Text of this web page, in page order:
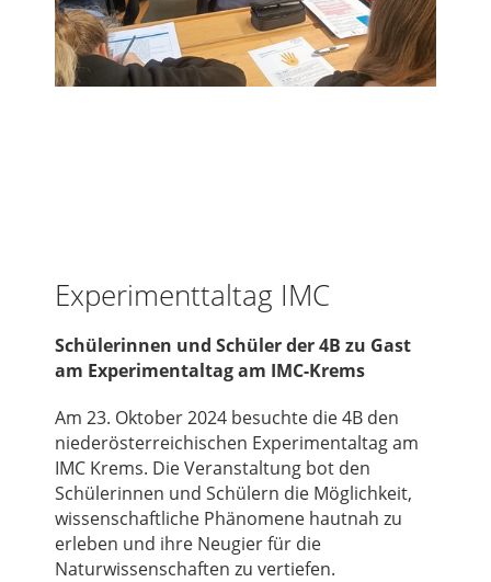
Experimenttaltag IMC
Schülerinnen und Schüler der 4B zu Gast
am Experimentaltag am IMC-Krems
Am 23. Oktober 2024 besuchte die 4B den
niederösterreichischen Experimentaltag am
IMC Krems. Die Veranstaltung bot den
Schülerinnen und Schülern die Möglichkeit,
wissenschaftliche Phänomene hautnah zu
erleben und ihre Neugier für die
Naturwissenschaften zu vertiefen.